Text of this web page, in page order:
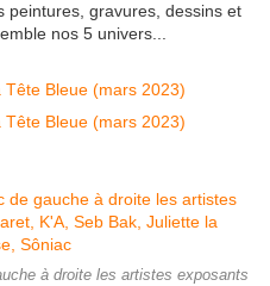
peintures, gravures, dessins et
nos 5 univers...
à droite les artistes exposants